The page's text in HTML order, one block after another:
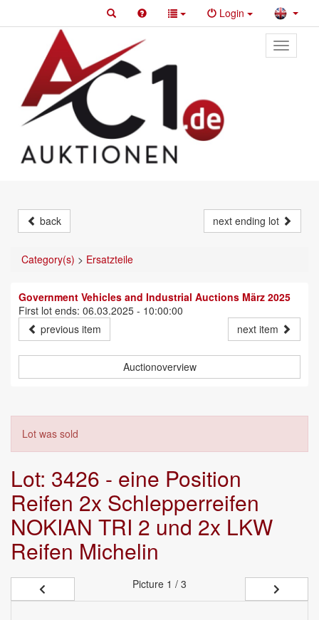
Login
Toggle
primary
back next ending lot
Category(s) > Ersatzteile
Government Vehicles and Industrial Auctions März 2025
First lot ends: 06.03.2025 - 10:00:00
previous item
next item
Auctionoverview
Lot was sold
Lot: 3426 - eine Position
Reifen 2x Schlepperreifen
NOKIAN TRI 2 und 2x LKW
Reifen Michelin
Picture 1 / 3